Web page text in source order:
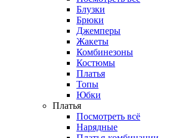
Блузки
Брюки
Джемперы
Жакеты
Комбинезоны
Костюмы
Платья
Топы
Юбки
Платья
Посмотреть всё
Нарядные